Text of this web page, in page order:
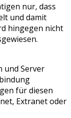
nur, dass
und damit
hingegen nicht
und Server
für diesen
Extranet oder